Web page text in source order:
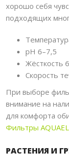
хорошо себя
подходящих
pH 6–7,5
Жёсткость
Скорость
При выборе
внимание на
для комфорта
Фильтры AQUAEL
РАСТЕНИЯ И